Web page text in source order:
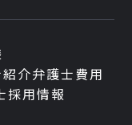
介弁護士費用
採用情報